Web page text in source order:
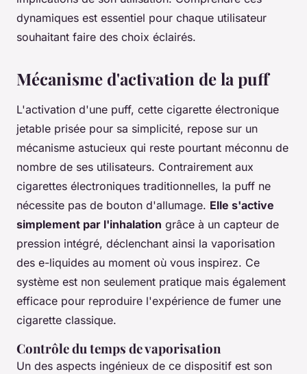
dynamiques est essentiel pour chaque utilisateur
souhaitant faire des choix éclairés.
Mécanisme d'activation de la puff
L'activation d'une puff, cette cigarette électronique
jetable prisée pour sa simplicité, repose sur un
mécanisme astucieux qui reste pourtant méconnu de
nombre de ses utilisateurs. Contrairement aux
cigarettes électroniques traditionnelles, la puff ne
nécessite pas de bouton d'allumage. Elle s'active
simplement par l'inhalation grâce à un capteur de
pression intégré, déclenchant ainsi la vaporisation
des e-liquides au moment où vous inspirez. Ce
système est non seulement pratique mais également
efficace pour reproduire l'expérience de fumer une
cigarette classique.
Contrôle du temps de vaporisation
Un des aspects ingénieux de ce dispositif est son